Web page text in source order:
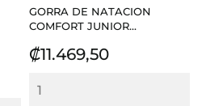
GORRA DE NATACION
COMFORT JUNIOR...
Precio
₡11.469,50